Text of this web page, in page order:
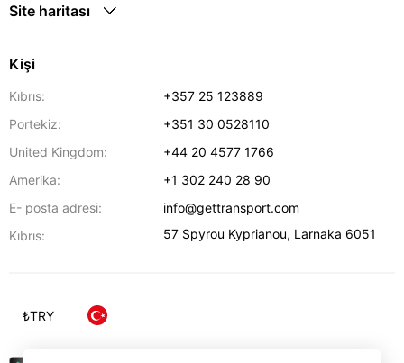
Site haritası
Kişi
Kıbrıs:
+357 25 123889
Portekiz:
+351 30 0528110
United Kingdom:
+44 20 4577 1766
Amerika:
+1 302 240 28 90
E- posta adresi:
info@gettransport.com
Kıbrıs:
57 Spyrou Kyprianou, Larnaka 6051
₺TRY